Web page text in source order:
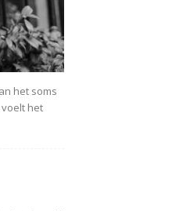
het soms
het